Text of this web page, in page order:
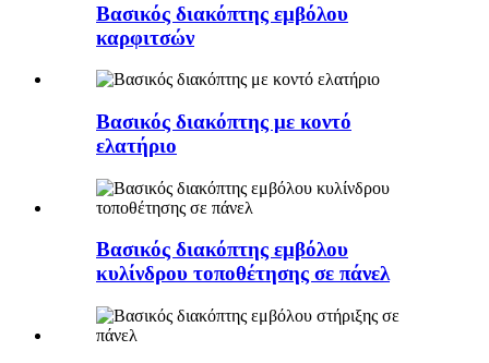
Βασικός διακόπτης εμβόλου
καρφιτσών
Βασικός διακόπτης με κοντό
ελατήριο
Βασικός διακόπτης εμβόλου
κυλίνδρου τοποθέτησης σε πάνελ